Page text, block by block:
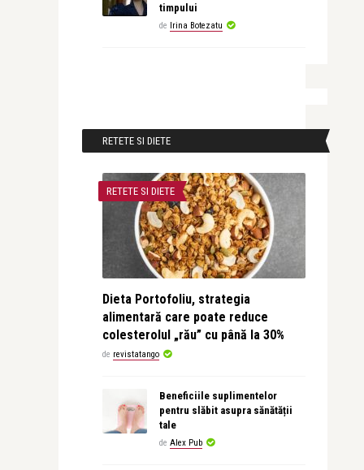
timpului
de Irina Botezatu
RETETE SI DIETE
RETETE SI DIETE
Dieta Portofoliu, strategia
alimentară care poate reduce
colesterolul „rău” cu până la 30%
de revistatango
Beneficiile suplimentelor
pentru slăbit asupra sănătății
tale
de Alex Pub